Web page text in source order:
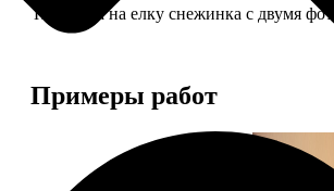
Подвеска на елку снежинка с двумя фото
Примеры работ